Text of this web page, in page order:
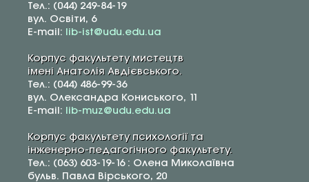
Тел.: (044) 249-84-19
вул. Освіти, 6
E-mail:
lib-ist@udu.edu.ua
Корпус факультету мистецтв
імені Анатолія Авдієвського.
Тел.: (044) 486-99-36
вул. Олександра Кониського, 11
E-mail:
lib-muz@udu.edu.ua
Корпус факультету психології та
інженерно-педагогічного факультету.
Тел.: (063) 603-19-16 : Олена Миколаївна
бульв. Павла Вірського, 20